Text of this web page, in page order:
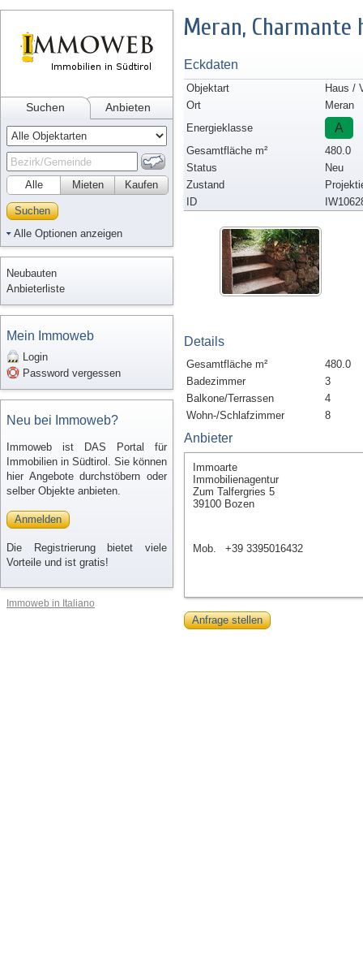
Suchen Anbieten
Alle Kaufen
Mieten
Suchen
Alle Optionen anzeigen
Neubauten
Anbieterliste
Mein Immoweb
Login
Password vergessen
Neu bei Immoweb?
Immoweb ist DAS Portal für
Immobilien in Südtirol. Sie können
hier Angebote durchstöbern oder
selber Objekte anbieten.
Anmelden
Die Registrierung bietet viele
Vorteile und ist gratis!
Immoweb in Italiano
Meran,
Eckdaten
Objektart
Haus /
Ort
Meran
Energieklasse
A
Gesamtfläche m²
480.0
Status
Neu
Zustand
ID
Details
Gesamtfläche m²
480.0
Badezimmer
3
Balkone/Terrassen
4
Wohn-/Schlafzimmer
8
Anbieter
Immoarte
Immobilienagentur
Zum Talfergries 5
39100 Bozen
Mob. +39 3395016432
Anfrage stellen